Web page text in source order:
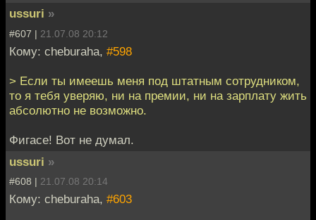
ussuri »
#607 | 21.07.08 20:12
Кому: cheburaha, #598
> Если ты имеешь меня под штатным сотрудником,
то я тебя уверяю, ни на премии, ни на зарплату жить
абсолютно не возможно.
Фигасе! Вот не думал.
ussuri »
#608 | 21.07.08 20:14
Кому: cheburaha, #603